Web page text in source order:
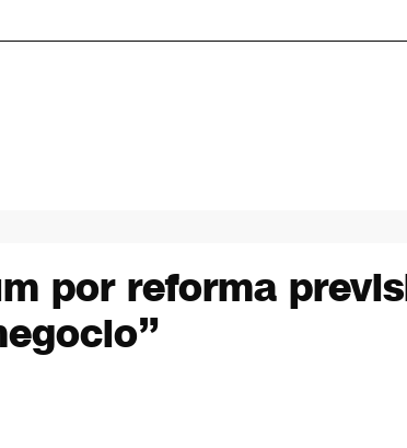
por reforma